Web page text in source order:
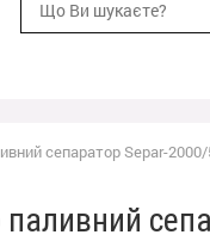
сепаратор Separ-
паливний